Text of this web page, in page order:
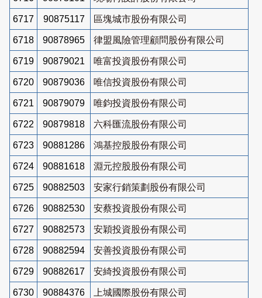
6717 90875117 區塊城市股份有限公司
6718 90878965 律盟風險管理顧問股份有限公司
6719 90879021 唯富投資股份有限公司
6720 90879036 唯信投資股份有限公司
6721 90879079 唯鈞投資股份有限公司
6722 90879818 六科匯流股份有限公司
6723 90881286 鴻基控股股份有限公司
6724 90881618 淵元控股股份有限公司
6725 90882503 安家行銷策劃股份有限公司
6726 90882530 安蔡投資股份有限公司
6727 90882573 安穎投資股份有限公司
6728 90882594 安善投資股份有限公司
6729 90882617 安綺投資股份有限公司
6730 90884376 上城國際股份有限公司